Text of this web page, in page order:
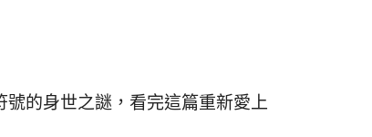
的身世之謎，看完這篇重新愛上